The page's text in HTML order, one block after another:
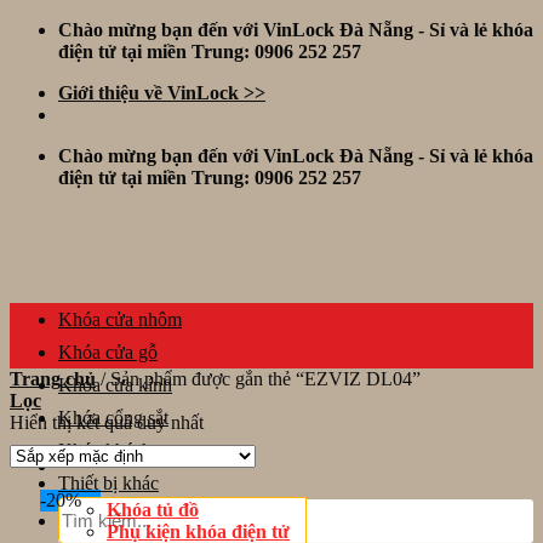
Skip
Chào mừng bạn đến với VinLock Đà Nẵng - Sỉ và lẻ khóa
điện tử tại miền Trung: 0906 252 257
Giới thiệu về VinLock >>
Chào mừng bạn đến với VinLock Đà Nẵng - Sỉ và lẻ khóa
điện tử tại miền Trung: 0906 252 257
Tìm
kiếm:
Khóa cửa nhôm
Khóa cửa gỗ
Khóa cửa kính
Khóa cổng sắt
Khóa khách sạn
Thiết bị khác
Khóa tủ đồ
Phụ kiện khóa điện tử
Trang chủ /Sản phẩm được gắn thẻ “EZVIZ DL04”
Lọc
Hiển thị kết quả duy nhất
-20%